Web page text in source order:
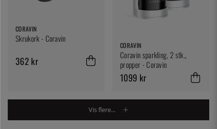
CORAVIN
Skrukork - Coravin
362 kr
CORAVIN
Coravin sparkling, 2 stk.,
propper - Coravin
1099 kr
Vis flere...